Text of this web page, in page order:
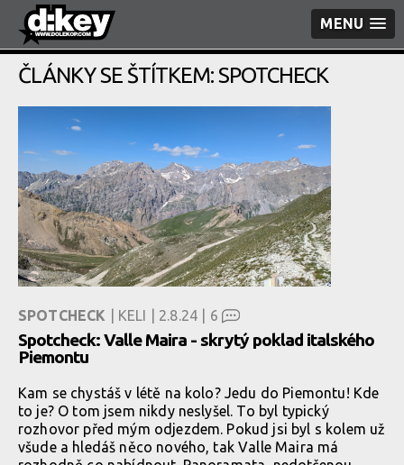
MENU
ČLÁNKY SE ŠTÍTKEM: SPOTCHECK
SPOTCHECK | KELI | 2.8.24 | 6
Spotcheck: Valle Maira - skrytý poklad italského
Piemontu
Kam se chystáš v létě na kolo? Jedu do Piemontu! Kde
to je? O tom jsem nikdy neslyšel. To byl typický
rozhovor před mým odjezdem. Pokud jsi byl s kolem už
všude a hledáš něco nového, tak Valle Maira má